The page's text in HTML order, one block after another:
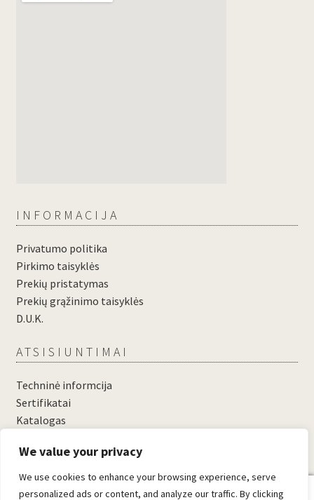
We value your privacy
We use cookies to enhance your browsing experience, serve
personalized ads or content, and analyze our traffic. By clicking
INFORMACIJA
Privatumo politika
Pirkimo taisyklės
Prekių pristatymas
Prekių grąžinimo taisyklės
D.U.K.
ATSISIUNTIMAI
Techninė informcija
Sertifikatai
Katalogas
....
0